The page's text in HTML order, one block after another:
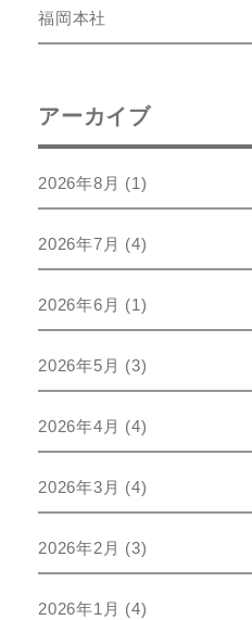
福岡本社
アーカイブ
2026年8月 (1)
2026年7月 (4)
2026年6月 (1)
2026年5月 (3)
2026年4月 (4)
2026年3月 (4)
2026年2月 (3)
2026年1月 (4)